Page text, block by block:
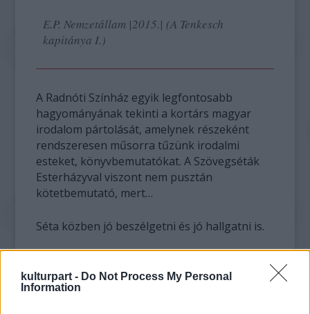
kulturpart - Do Not Process My Personal
Information
E.P. Nemzetállam |2015.| (A Tenkesch
kapitánya I.)
A Radnóti Színház egyik legfontosabb
hagyományának tekinti a kortárs magyar
irodalom pártolását, amelynek részeként
rendszeresen műsorra tűzünk irodalmi
esteket, könyvbemutatókat. A Szövegséták
Esterházyval viszont nem pusztán
kötetbemutató, mert…
Séta közben jó beszélgetni és jó hallgatni is.
rendező, Galgóczy Judit a válogathatatlan
megmutatására törekszik. A kedves néző